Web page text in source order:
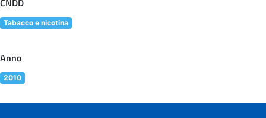
Tabacco e nicotina
Anno
2010